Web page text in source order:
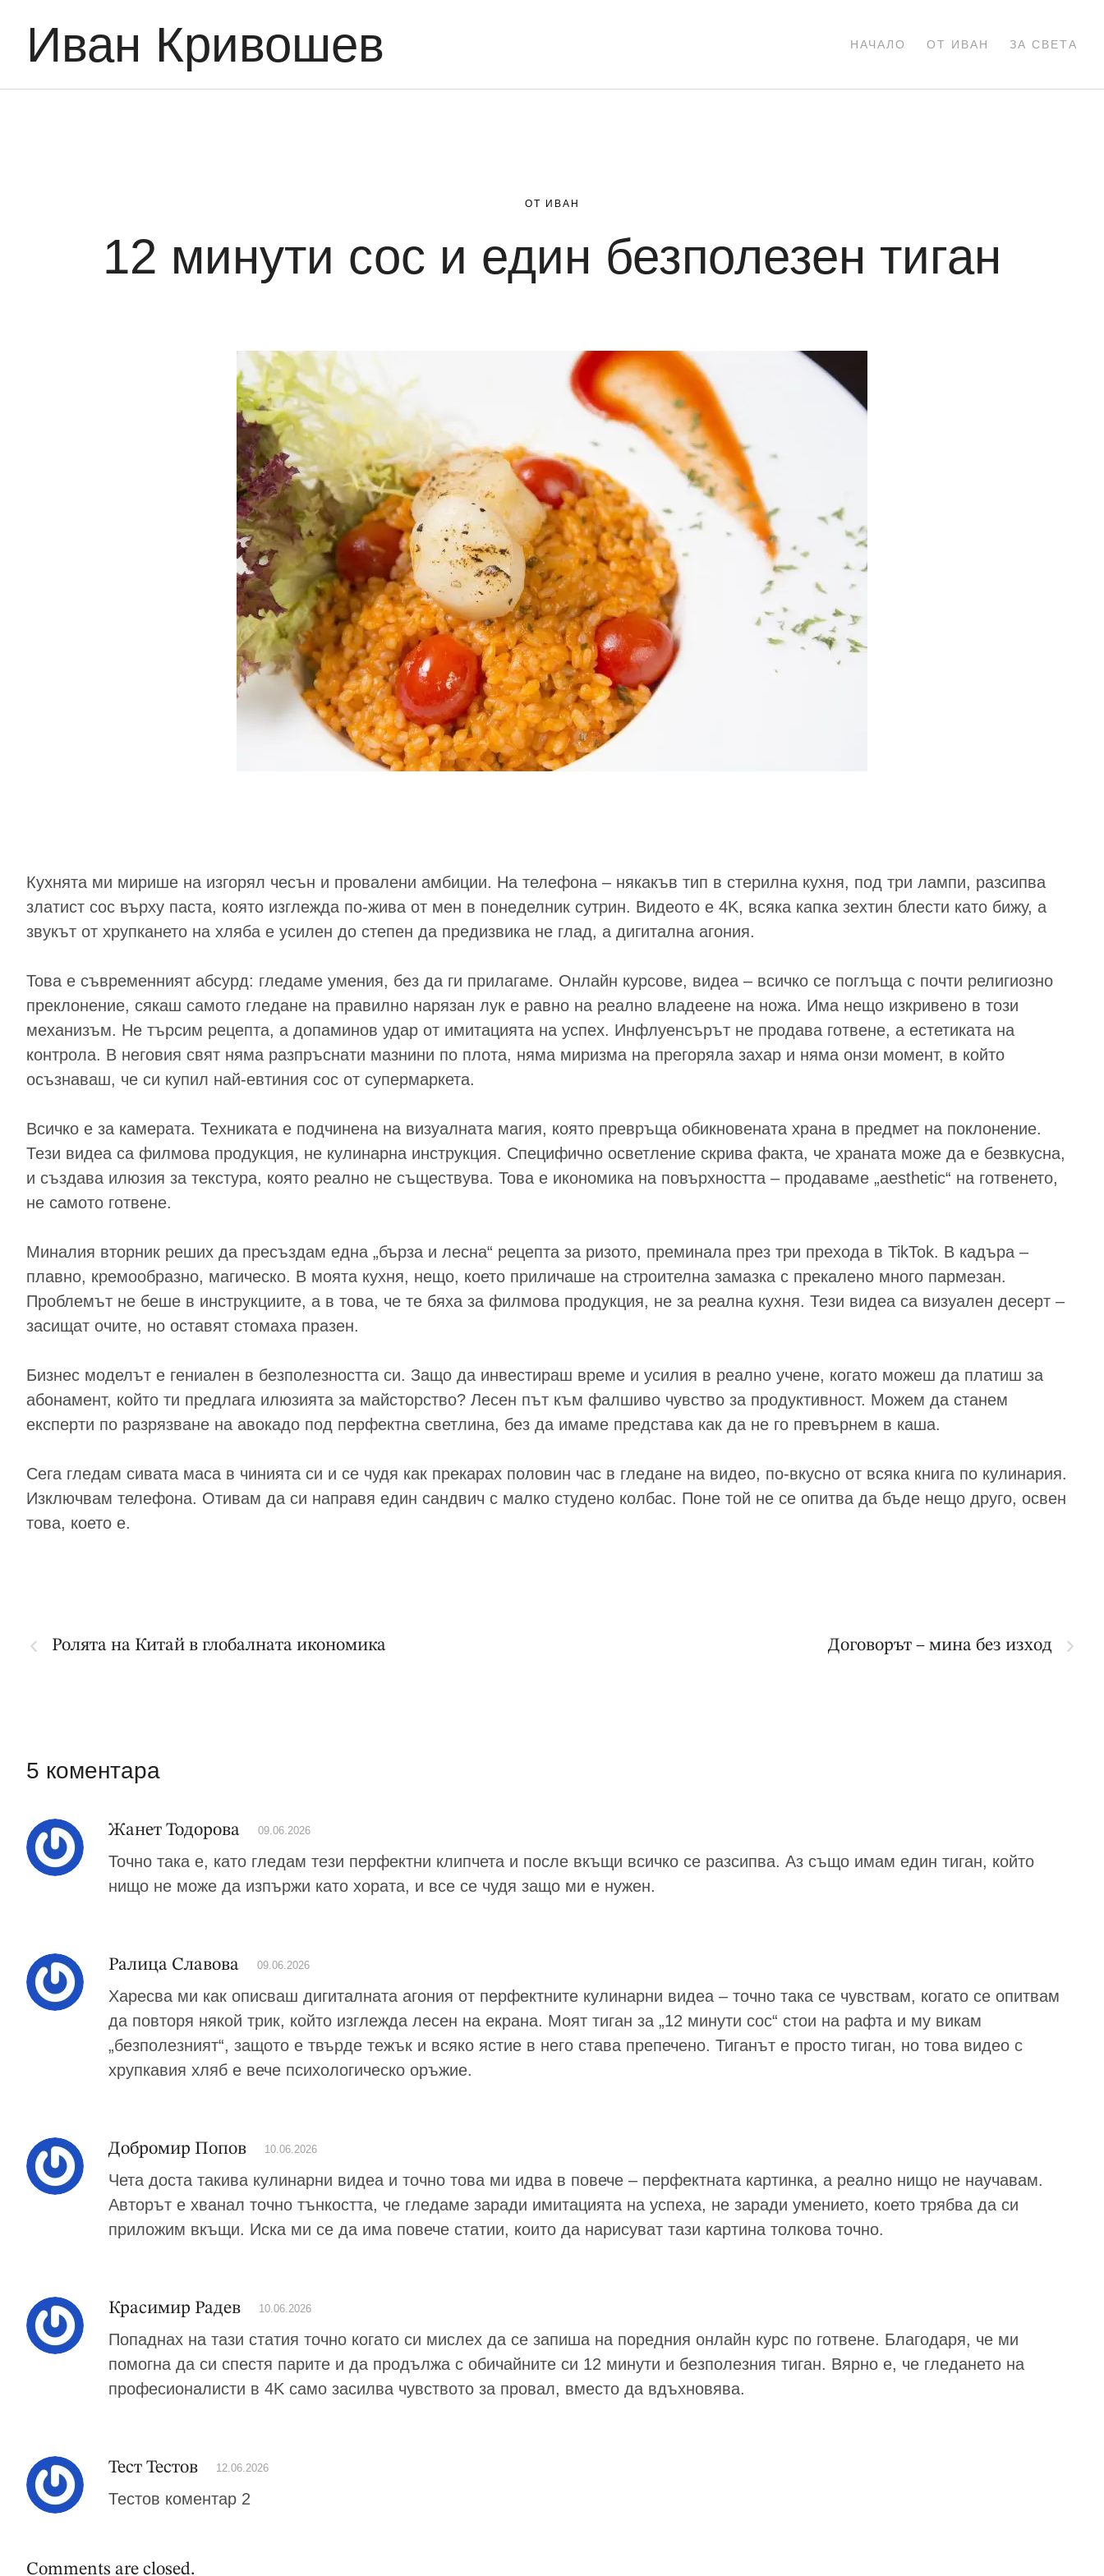
Иван Кривошев НАЧАЛО ОТ ИВАН ЗА СВЕТА
ОТ ИВАН
12 минути сос и един безполезен тиган
Кухнята ми мирише на изгорял чесън и провалени амбиции. На телефона – някакъв тип в стерилна кухня, под три лампи, разсипва
златист сос върху паста, която изглежда по-жива от мен в понеделник сутрин. Видеото е 4K, всяка капка зехтин блести като бижу, а
звукът от хрупкането на хляба е усилен до степен да предизвика не глад, а дигитална агония.
Това е съвременният абсурд: гледаме умения, без да ги прилагаме. Онлайн курсове, видеа – всичко се поглъща с почти религиозно
преклонение, сякаш самото гледане на правилно нарязан лук е равно на реално владеене на ножа. Има нещо изкривено в този
механизъм. Не търсим рецепта, а допаминов удар от имитацията на успех. Инфлуенсърът не продава готвене, а естетиката на
контрола. В неговия свят няма разпръснати мазнини по плота, няма миризма на прегоряла захар и няма онзи момент, в който
осъзнаваш, че си купил най-евтиния сос от супермаркета.
Всичко е за камерата. Техниката е подчинена на визуалната магия, която превръща обикновената храна в предмет на поклонение.
Тези видеа са филмова продукция, не кулинарна инструкция. Специфично осветление скрива факта, че храната може да е безвкусна,
и създава илюзия за текстура, която реално не съществува. Това е икономика на повърхността – продаваме „aesthetic“ на готвенето,
не самото готвене.
Миналия вторник реших да пресъздам една „бърза и лесна“ рецепта за ризото, преминала през три прехода в TikTok. В кадъра –
плавно, кремообразно, магическо. В моята кухня, нещо, което приличаше на строителна замазка с прекалено много пармезан.
Проблемът не беше в инструкциите, а в това, че те бяха за филмова продукция, не за реална кухня. Тези видеа са визуален десерт –
засищат очите, но оставят стомаха празен.
Бизнес моделът е гениален в безполезността си. Защо да инвестираш време и усилия в реално учене, когато можеш да платиш за
абонамент, който ти предлага илюзията за майсторство? Лесен път към фалшиво чувство за продуктивност. Можем да станем
експерти по разрязване на авокадо под перфектна светлина, без да имаме представа как да не го превърнем в каша.
Сега гледам сивата маса в чинията си и се чудя как прекарах половин час в гледане на видео, по-вкусно от всяка книга по кулинария.
Изключвам телефона. Отивам да си направя един сандвич с малко студено колбас. Поне той не се опитва да бъде нещо друго, освен
това, което е.
Ролята на Китай в глобалната икономика Договорът – мина без изход
5 коментара
Жанет Тодорова 09.06.2026
Точно така е, като гледам тези перфектни клипчета и после вкъщи всичко се разсипва. Аз също имам един тиган, който
нищо не може да изпържи като хората, и все се чудя защо ми е нужен.
Ралица Славова 09.06.2026
Харесва ми как описваш дигиталната агония от перфектните кулинарни видеа – точно така се чувствам, когато се опитвам
да повторя някой трик, който изглежда лесен на екрана. Моят тиган за „12 минути сос“ стои на рафта и му викам
„безполезният“, защото е твърде тежък и всяко ястие в него става препечено. Тиганът е просто тиган, но това видео с
хрупкавия хляб е вече психологическо оръжие.
Добромир Попов 10.06.2026
Чета доста такива кулинарни видеа и точно това ми идва в повече – перфектната картинка, а реално нищо не научавам.
Авторът е хванал точно тънкостта, че гледаме заради имитацията на успеха, не заради умението, което трябва да си
приложим вкъщи. Иска ми се да има повече статии, които да нарисуват тази картина толкова точно.
Красимир Радев 10.06.2026
Попаднах на тази статия точно когато си мислех да се запиша на поредния онлайн курс по готвене. Благодаря, че ми
помогна да си спестя парите и да продължа с обичайните си 12 минути и безполезния тиган. Вярно е, че гледането на
професионалисти в 4K само засилва чувството за провал, вместо да вдъхновява.
Тест Тестов 12.06.2026
Тестов коментар 2
Comments are closed.